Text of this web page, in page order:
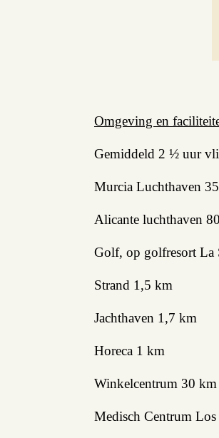
Zoeken
Aanbod
Omgeving en
Gemiddeld 2 ½ uur
Murcia Luchthaven
Alicante luchthaven
Golf, op golfresort La
Strand 1,5 km
Jachthaven 1,7 km
Horeca 1 km
Winkelcentrum 30
Medisch Centrum Los